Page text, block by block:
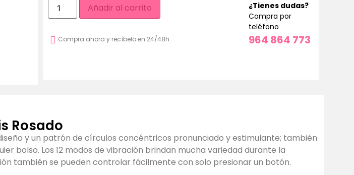
Añadir al carrito
Compra ahora y recíbelo en 24/48h
¿Tienes dudas?
Compra por
teléfono
964 864 773
Rosado
y un patrón de círculos concéntricos pronunciado y estimulante; también
bolso. Los 12 modos de vibración brindan mucha variedad durante la
también se pueden controlar fácilmente con solo presionar un botón.